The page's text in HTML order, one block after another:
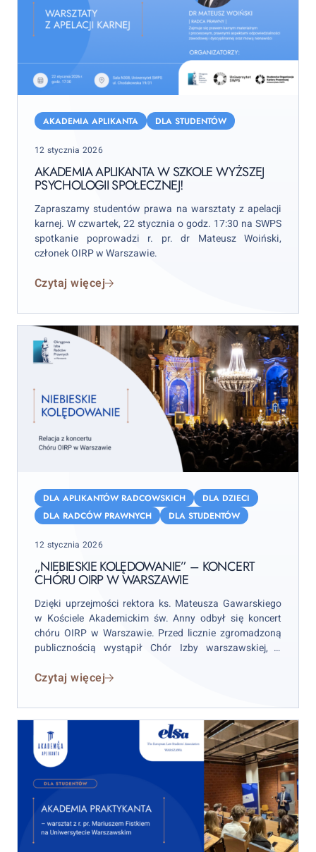
Aplikanta
Szkole
Wyższej
Psychologii
Społecznej!
AKADEMIA APLIKANTA DLA STUDENTÓW
Posted
12 stycznia 2026
AKADEMIA APLIKANTA W SZKOLE WYŻSZEJ
PSYCHOLOGII SPOŁECZNEJ!
Zapraszamy studentów prawa na warsztaty z apelacji
karnej. W czwartek, 22 stycznia o godz. 17:30 na SWPS
spotkanie poprowadzi r. pr. dr Mateusz Woiński,
członek OIRP w Warszawie.
Czytaj więcej
Kolędowanie”
Chóru
OIRP
Warszawie
DLA APLIKANTÓW RADCOWSKICH
DLA DZIECI
DLA RADCÓW PRAWNYCH
DLA STUDENTÓW
Posted
12 stycznia 2026
„NIEBIESKIE KOLĘDOWANIE” – KONCERT
CHÓRU OIRP W WARSZAWIE
Dzięki uprzejmości rektora ks. Mateusza Gawarskiego
w Kościele Akademickim św. Anny odbył się koncert
chóru OIRP w Warszawie. Przed licznie zgromadzoną
publicznością wystąpił Chór Izby warszawskiej, a
zatytułowanym „Niebieskie Kolędowanie”.
Czytaj więcej